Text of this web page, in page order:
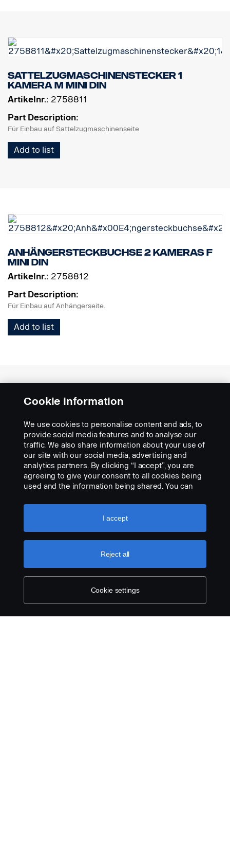
Sattelzugmaschinenstecker 1
Kamera M MINI DIN
Artikelnr.: 2758811
Part Description:
Für Einbau auf Sattelzugmaschinenseite
Add to list
Anhängersteckbuchse 2 Kameras F
MINI DIN
Artikelnr.: 2758812
Part Description:
Für Einbau auf Anhängerseite.
Add to list
Sattelzugmaschinenbuchse 2
Kameras M MINI DIN
Artikelnr.:2758813
Part Description:
Für Einbau auf Sattelzugmaschinenseite
Add to list
Spiralkabel 4,5 m MINI DIN
Cookie information
We use cookies to personalise content and ads, to
provide social media features and to analyse our
traffic. We also share information about your use of
our site with our social media, advertising and
analytics partners. By clicking “I accept”, you are
agreeing to give your consent to all cookies being
used and the information being shared. You can
settings” and selecting the categories you’d like to
accept. For a more detailed explanation of how we
Cookie settings
Reject all
I accept